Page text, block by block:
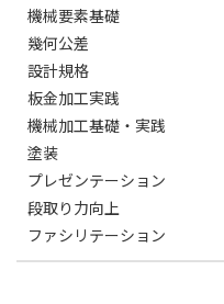
機械要素基礎
幾何公差
設計規格
板金加工実践
機械加工基礎・実践
塗装
プレゼンテーション
段取り力向上
ファシリテーション